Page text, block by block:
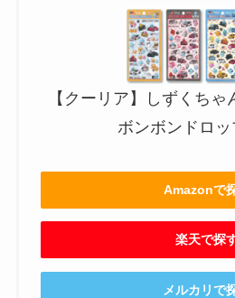
【クーリア】しずくち
ボンボンドロ
Amazonで
楽天で探
メルカリで